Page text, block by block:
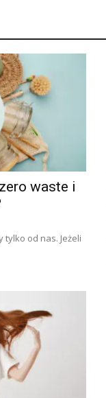
waste i
tylko od nas. Jeżeli